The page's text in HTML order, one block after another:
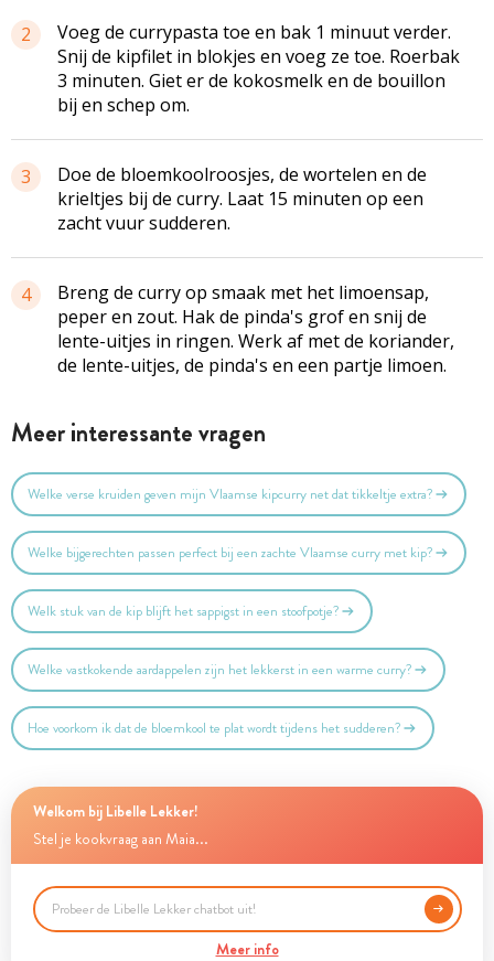
2
Voeg de currypasta toe en bak 1 minuut verder.
Snij de kipfilet in blokjes en voeg ze toe. Roerbak
3 minuten. Giet er de kokosmelk en de bouillon
bij en schep om.
3
Doe de bloemkoolroosjes, de wortelen en de
krieltjes bij de curry. Laat 15 minuten op een
zacht vuur sudderen.
4
Breng de curry op smaak met het limoensap,
peper en zout. Hak de pinda's grof en snij de
lente-uitjes in ringen. Werk af met de koriander,
de lente-uitjes, de pinda's en een partje limoen.
Meer interessante vragen
Welke verse kruiden geven mijn Vlaamse kipcurry net dat tikkeltje extra?
Welke bijgerechten passen perfect bij een zachte Vlaamse curry met kip?
Welk stuk van de kip blijft het sappigst in een stoofpotje?
Welke vastkokende aardappelen zijn het lekkerst in een warme curry?
Hoe voorkom ik dat de bloemkool te plat wordt tijdens het sudderen?
Welkom bij Libelle Lekker!
Stel je kookvraag aan Maia...
Meer info